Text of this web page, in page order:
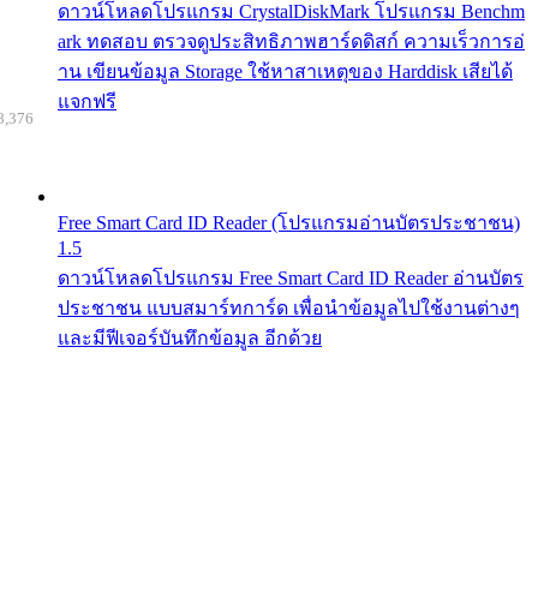
ดาวน์โหลดโปรแกรม CrystalDiskMark โปรแกรม Benchm
ark ทดสอบ ตรวจดูประสิทธิภาพฮาร์ดดิสก์ ความเร็วการอ่
าน เขียนข้อมูล Storage ใช้หาสาเหตุของ Harddisk เสียได้
แจกฟรี
Free Smart Card ID Reader (โปรแกรมอ่านบัตรประชาชน)
1.5
ดาวน์โหลดโปรแกรม Free Smart Card ID Reader อ่านบัตร
ประชาชน แบบสมาร์ทการ์ด เพื่อนำข้อมูลไปใช้งานต่างๆ
และมีฟีเจอร์บันทึกข้อมูล อีกด้วย